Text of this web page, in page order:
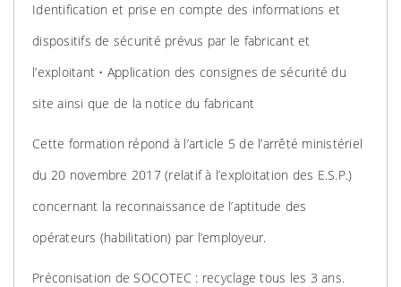
Identification et prise en compte des informations et
dispositifs de sécurité prévus par le fabricant et
l’exploitant • Application des consignes de sécurité du
site ainsi que de la notice du fabricant
Cette formation répond à l’article 5 de l’arrêté ministériel
du 20 novembre 2017 (relatif à l’exploitation des E.S.P.)
concernant la reconnaissance de l’aptitude des
opérateurs (habilitation) par l’employeur.
Préconisation de SOCOTEC : recyclage tous les 3 ans.